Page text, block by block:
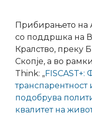
Прибирањето на
со поддршка на
Кралство, преку
Скопје, а во
Think: „FISCAST+:
транспарентност
подобрува
квалитет на